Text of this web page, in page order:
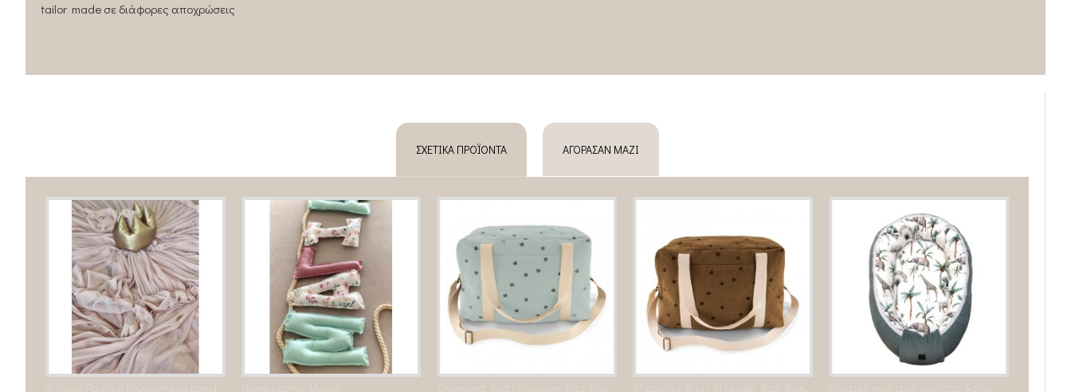
tailor made σε διάφορες αποχρώσεις
ΣΧΕΤΙΚΆ ΠΡΟΪΌΝΤΑ ΑΓΌΡΑΣΑΝ ΜΑΖΊ